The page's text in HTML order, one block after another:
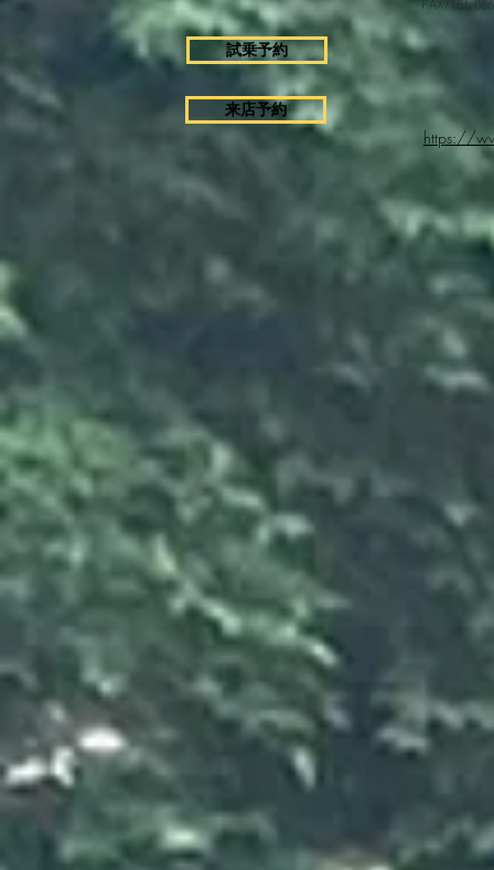
試乗予約
来店予約
FAX/TEL
https://